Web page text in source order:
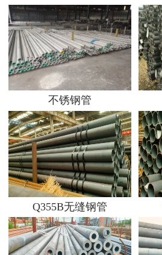
不锈钢管
Q355B无缝钢管